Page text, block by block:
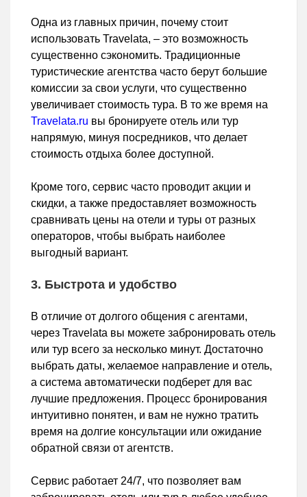
Одна из главных причин, почему стоит
использовать Travelata, – это возможность
существенно сэкономить. Традиционные
туристические агентства часто берут большие
комиссии за свои услуги, что существенно
увеличивает стоимость тура. В то же время на
Travelata.ru вы бронируете отель или тур
напрямую, минуя посредников, что делает
стоимость отдыха более доступной.
Кроме того, сервис часто проводит акции и
скидки, а также предоставляет возможность
сравнивать цены на отели и туры от разных
операторов, чтобы выбрать наиболее
выгодный вариант.
3. Быстрота и удобство
В отличие от долгого общения с агентами,
через Travelata вы можете забронировать отель
или тур всего за несколько минут. Достаточно
выбрать даты, желаемое направление и отель,
а система автоматически подберет для вас
лучшие предложения. Процесс бронирования
интуитивно понятен, и вам не нужно тратить
время на долгие консультации или ожидание
обратной связи от агентств.
Сервис работает 24/7, что позволяет вам